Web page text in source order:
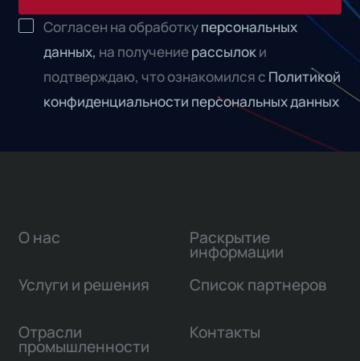
Согласен на обработкуперсональных
данных, на получениерассылоки
подтверждаю, что ознакомился с Политикой
конфиденциальности персональных данных
О нас
Услуги и решения
Отрасли
промышленности
Раскрытие
информации
Список партнеров
Контакты